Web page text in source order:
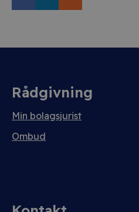
Rådgivning
Min bolagsjurist
Ombud